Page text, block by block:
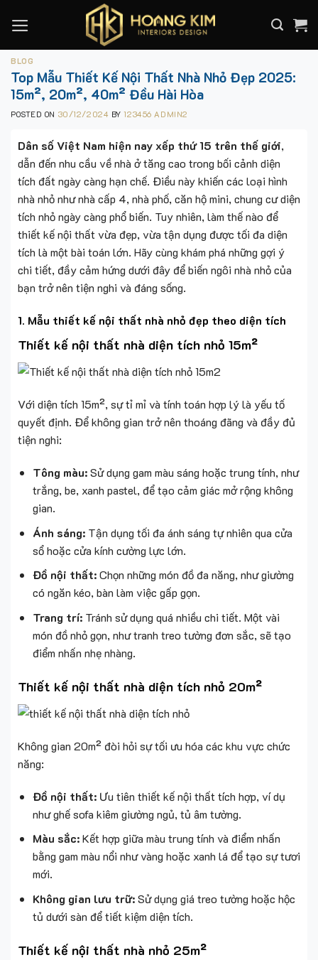
BLOG
Top Mẫu Thiết Kế Nội Thất Nhà Nhỏ Đẹp 2025:
15m², 20m², 40m² Đều Hài Hòa
POSTED ON 30/12/2024 BY123456 ADMIN2
Dân số Việt Nam hiện nay xếp thứ 15 trên thế giới,
dẫn đến nhu cầu về nhà ở tăng cao trong bối cảnh diện
tích đất ngày càng hạn chế. Điều này khiến các loại hình
nhà nhỏ như nhà cấp 4, nhà phố, căn hộ mini, chung cư diện
tích nhỏ ngày càng phổ biến. Tuy nhiên, làm thế nào để
thiết kế nội thất vừa đẹp, vừa tận dụng được tối đa diện
tích là một bài toán lớn. Hãy cùng khám phá những gợi ý
chi tiết, đầy cảm hứng dưới đây để biến ngôi nhà nhỏ của
bạn trở nên tiện nghi và đáng sống.
1. Mẫu thiết kế nội thất nhà nhỏ đẹp theo diện tích
Thiết kế nội thất nhà diện tích nhỏ 15m²
Với diện tích 15m², sự tỉ mỉ và tính toán hợp lý là yếu tố
quyết định. Để không gian trở nên thoáng đãng và đầy đủ
tiện nghi:
Tông màu:Sử dụng gam màu sáng hoặc trung tính, như
trắng, be, xanh pastel, để tạo cảm giác mở rộng không
gian.
Ánh sáng:Tận dụng tối đa ánh sáng tự nhiên qua cửa
sổ hoặc cửa kính cường lực lớn.
Đồ nội thất:Chọn những món đồ đa năng, như giường
có ngăn kéo, bàn làm việc gấp gọn.
Trang trí:Tránh sử dụng quá nhiều chi tiết. Một vài
món đồ nhỏ gọn, như tranh treo tường đơn sắc, sẽ tạo
điểm nhấn nhẹ nhàng.
Thiết kế nội thất nhà diện tích nhỏ 20m²
Không gian 20m² đòi hỏi sự tối ưu hóa các khu vực chức
năng:
Đồ nội thất:Ưu tiên thiết kế nội thất tích hợp, ví dụ
như ghế sofa kiêm giường ngủ, tủ âm tường.
Màu sắc:Kết hợp giữa màu trung tính và điểm nhấn
bằng gam màu nổi như vàng hoặc xanh lá để tạo sự tươi
mới.
Không gian lưu trữ:Sử dụng giá treo tường hoặc hộc
tủ dưới sàn để tiết kiệm diện tích.
Thiết kế nội thất nhà nhỏ 25m²